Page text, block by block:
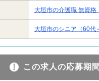
大垣市の介護職 無資
大垣市のシニア（60代
この求人の応募期